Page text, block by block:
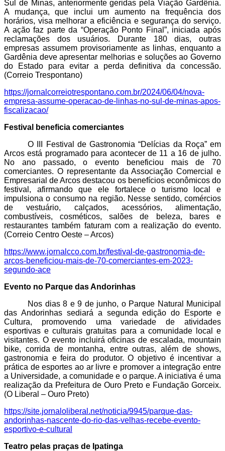
Sul de Minas, anteriormente geridas pela Viação Gardênia.
A mudança, que inclui um aumento na frequência dos
horários, visa melhorar a eficiência e segurança do serviço.
A ação faz parte da “Operação Ponto Final”, iniciada após
reclamações dos usuários. Durante 180 dias, outras
empresas assumem provisoriamente as linhas, enquanto a
Gardênia deve apresentar melhorias e soluções ao Governo
do Estado para evitar a perda definitiva da concessão.
(Correio Trespontano)
https://jornalcorreiotrespontano.com.br/2024/06/04/nova-
empresa-assume-operacao-de-linhas-no-sul-de-minas-apos-
fiscalizacao/
Festival beneficia comerciantes
O III Festival de Gastronomia “Delícias da Roça” em
Arcos está programado para acontecer de 11 a 16 de julho.
No ano passado, o evento beneficiou mais de 70
comerciantes. O representante da Associação Comercial e
Empresarial de Arcos destacou os benefícios econômicos do
festival, afirmando que ele fortalece o turismo local e
impulsiona o consumo na região. Nesse sentido, comércios
de vestuário, calçados, acessórios, alimentação,
combustíveis, cosméticos, salões de beleza, bares e
restaurantes também faturam com a realização do evento.
(Correio Centro Oeste – Arcos)
https://www.jornalcco.com.br/festival-de-gastronomia-de-
arcos-beneficiou-mais-de-70-comerciantes-em-2023-
segundo-ace
Evento no Parque das Andorinhas
Nos dias 8 e 9 de junho, o Parque Natural Municipal
das Andorinhas sediará a segunda edição do Esporte e
Cultura, promovendo uma variedade de atividades
esportivas e culturais gratuitas para a comunidade local e
visitantes. O evento incluirá oficinas de escalada, mountain
bike, corrida de montanha, entre outras, além de shows,
gastronomia e feira do produtor. O objetivo é incentivar a
prática de esportes ao ar livre e promover a integração entre
a Universidade, a comunidade e o parque.A iniciativa é uma
realização da Prefeitura de Ouro Preto e Fundação Gorceix.
(O Liberal – Ouro Preto)
https://site.jornaloliberal.net/noticia/9945/parque-das-
andorinhas-nascente-do-rio-das-velhas-recebe-evento-
esportivo-e-cultural
Teatro pelas praças de Ipatinga